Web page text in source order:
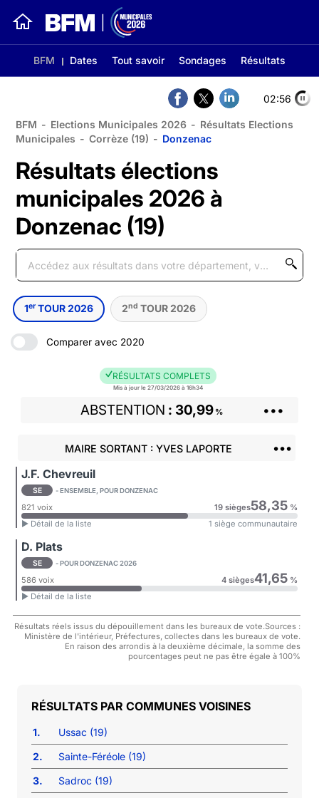
BFM Dates Tout savoir Sondages Résultats
02:56
BFM - Elections Municipales 2026 - Résultats Elections
Municipales - Corrèze (19) - Donzenac
Résultats élections
municipales 2026 à
Donzenac (19)
1er TOUR 2026 2nd TOUR 2026
Comparer avec 2020
RÉSULTATS COMPLETS
Mis à jour le 27/03/2026 à 16h34
ABSTENTION 30,99 % •••
MAIRE SORTANT : YVES LAPORTE •••
J.F. Chevreuil
SE - ENSEMBLE, POUR DONZENAC
821 voix 19 sièges58,35%
► Détail de la liste
1 siège communautaire
D. Plats
SE - POUR DONZENAC 2026
586 voix 4 sièges41,65%
► Détail de la liste
Résultats réels issus du dépouillement dans les bureaux de vote.Sources :
Ministère de l'intérieur, Préfectures, collectes dans les bureaux de vote.
En raison des arrondis à la deuxième décimale, la somme des
pourcentages peut ne pas être égale à 100%
COMMUNES VOISINES
1.
Ussac (19)
2.
Sainte-Féréole (19)
3.
Sadroc (19)